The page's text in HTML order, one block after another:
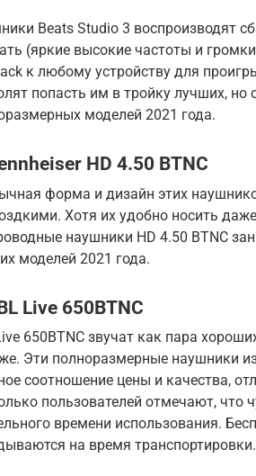
Beats Studio 3 воспроизводят
(яркие высокие частоты и
к любому устройству для
попасть им в тройку лучших,
моделей 2021 года.
HD 4.50 BTNC
форма и дизайн этих
Хотя их удобно носить
наушники HD 4.50 BTNC
моделей 2021 года.
Live 650BTNC
650BTNC звучат как пара
Эти полноразмерные наушники
соотношение цены и качества,
пользователей отмечают, что
времени использования.
на время транспортировки.